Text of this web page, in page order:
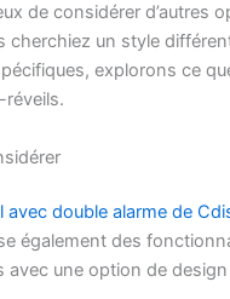
de considérer d’autres
cherchiez un style
explorons ce
réveils.
avec double alarme de
également des
avec une option de